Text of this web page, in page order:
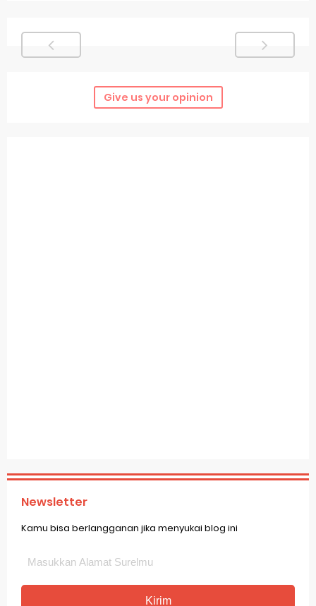
Give us your opinion
Newsletter
Kamu bisa berlangganan jika menyukai blog ini